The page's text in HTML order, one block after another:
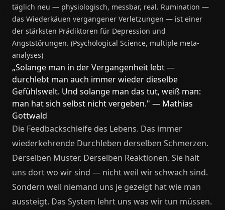
täglich neu — physiologisch, messbar, real. Rumination —
das Wiederkäuen vergangener Verletzungen — ist einer
der stärksten Prädiktoren für Depression und
Angststörungen. (Psychological Science, multiple meta-
analyses)
„Solange man in der Vergangenheit lebt —
durchlebt man auch immer wieder dieselbe
Gefühlswelt. Und solange man das tut, weiß man:
man hat sich selbst nicht vergeben." — Mathias
Gottwald
Die Feedbackschleife des Lebens. Das immer
wiederkehrende Durchleben derselben Schmerzen.
Derselben Muster. Derselben Reaktionen. Sie hält
uns dort wo wir sind — nicht weil wir schwach sind.
Sondern weil niemand uns je gezeigt hat wie man
aussteigt. Das System lehrt uns was wir tun müssen.